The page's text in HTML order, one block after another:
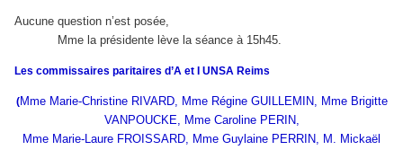
Aucune question n’est posée,
Mme la présidente lève la séance à 15h45.
Les commissaires paritaires d’A et I UNSA Reims
(Mme Marie-Christine RIVARD, Mme Régine GUILLEMIN, Mme Brigitte
VANPOUCKE, Mme Caroline PERIN,
Mme Marie-Laure FROISSARD, Mme Guylaine PERRIN, M. Mickaël